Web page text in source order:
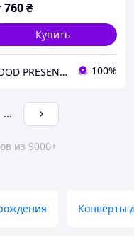
760₴
Купить
WOOD PRESENT STUDIO 100%
...
из 9000+
Конверты